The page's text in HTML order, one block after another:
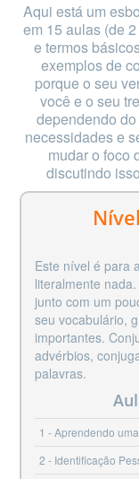
Aqui está um
em 15 aulas (de
e termos
exemplos de
porque o seu
você e o seu
dependendo
necessidades e
mudar o foco
discutindo
Este nível é para
literalmente
junto com um
seu vocabulário,
importantes.
advérbios,
palavras.
1
Aprendendo
2
Identificação